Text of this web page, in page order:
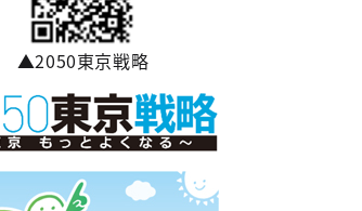
▲2050東京戦略